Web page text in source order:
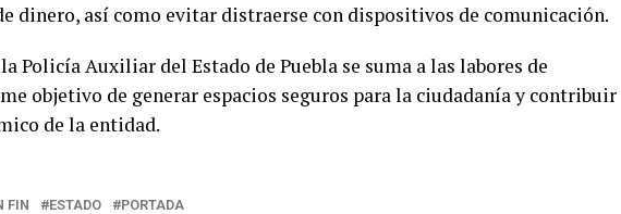
dinero, así como evitar distraerse con dispositivos de comunicación.
Policía Auxiliar del Estado de Puebla se suma a las labores de
objetivo de generar espacios seguros para la ciudadanía y contribuir
de la entidad.
FIN ESTADO PORTADA